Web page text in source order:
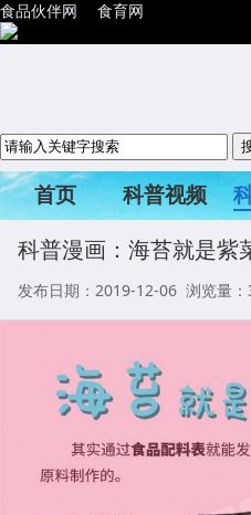
食品伙伴网 食育网
首页 科普视频
科普活动
科普漫画：海苔就是紫
发布日期：2019-12-06 浏览量：